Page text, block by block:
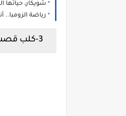
شويكار،
رياضة الزومبا..